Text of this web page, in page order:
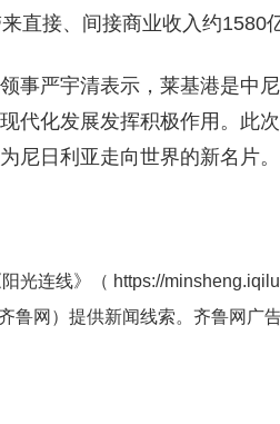
直接、间接商业收入约1580
事严宇清表示，莱基港是中
代化发展发挥积极作用。此
尼日利亚走向世界的新名片。
光连线》（ https://
鲁网 ）提供新闻线索。齐鲁网广